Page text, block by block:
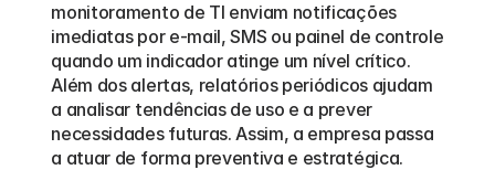
monitoramento de TI enviam notificações
imediatas por e-mail, SMS ou painel de controle
quando um indicador atinge um nível crítico.
Além dos alertas, relatórios periódicos ajudam
a analisar tendências de uso e a prever
necessidades futuras. Assim, a empresa passa
a atuar de forma preventiva e estratégica.